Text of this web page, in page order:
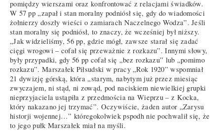
pomiędzy wierszami oraz konfrontować z relacjami świadków.
W 57 pp „zapał i stan moralny podniósł się, gdy do wiadomości
żołnierzy doszły wieści o zamiarach Naczelnego Wodza”. Jeśli
stan moralny się podniósł, to znaczy, że wcześniej był niższy.
„Jak widzieliśmy, 56 pp, gdzie mógł, zawsze starał się zadać
cięgi wrogowi – cofał się przeważnie z rozkazu”. Innymi słowy,
były przypadki, gdy 56 pp cofał się „bez rozkazu” lub „pomimo
rozkazu”. Marszałek Piłsudski w pracy „Rok 1920” wspomniał
21 dywizję górską, która „starym, nabytym już przez miesiąc
zwyczajem, ni stąd, ni zowąd, pod naciskiem niewielkiej grupki
nieprzyjaciela ustąpiła z przedmościa na Wieprzu – z Kocka,
który nakazano jej trzymać”. Oczywiście, żaden autor „Zarysu
historji wojennej…” któregokolwiek pspodh nie pochwalił się, że
to jego pułk Marszałek miał na myśli.